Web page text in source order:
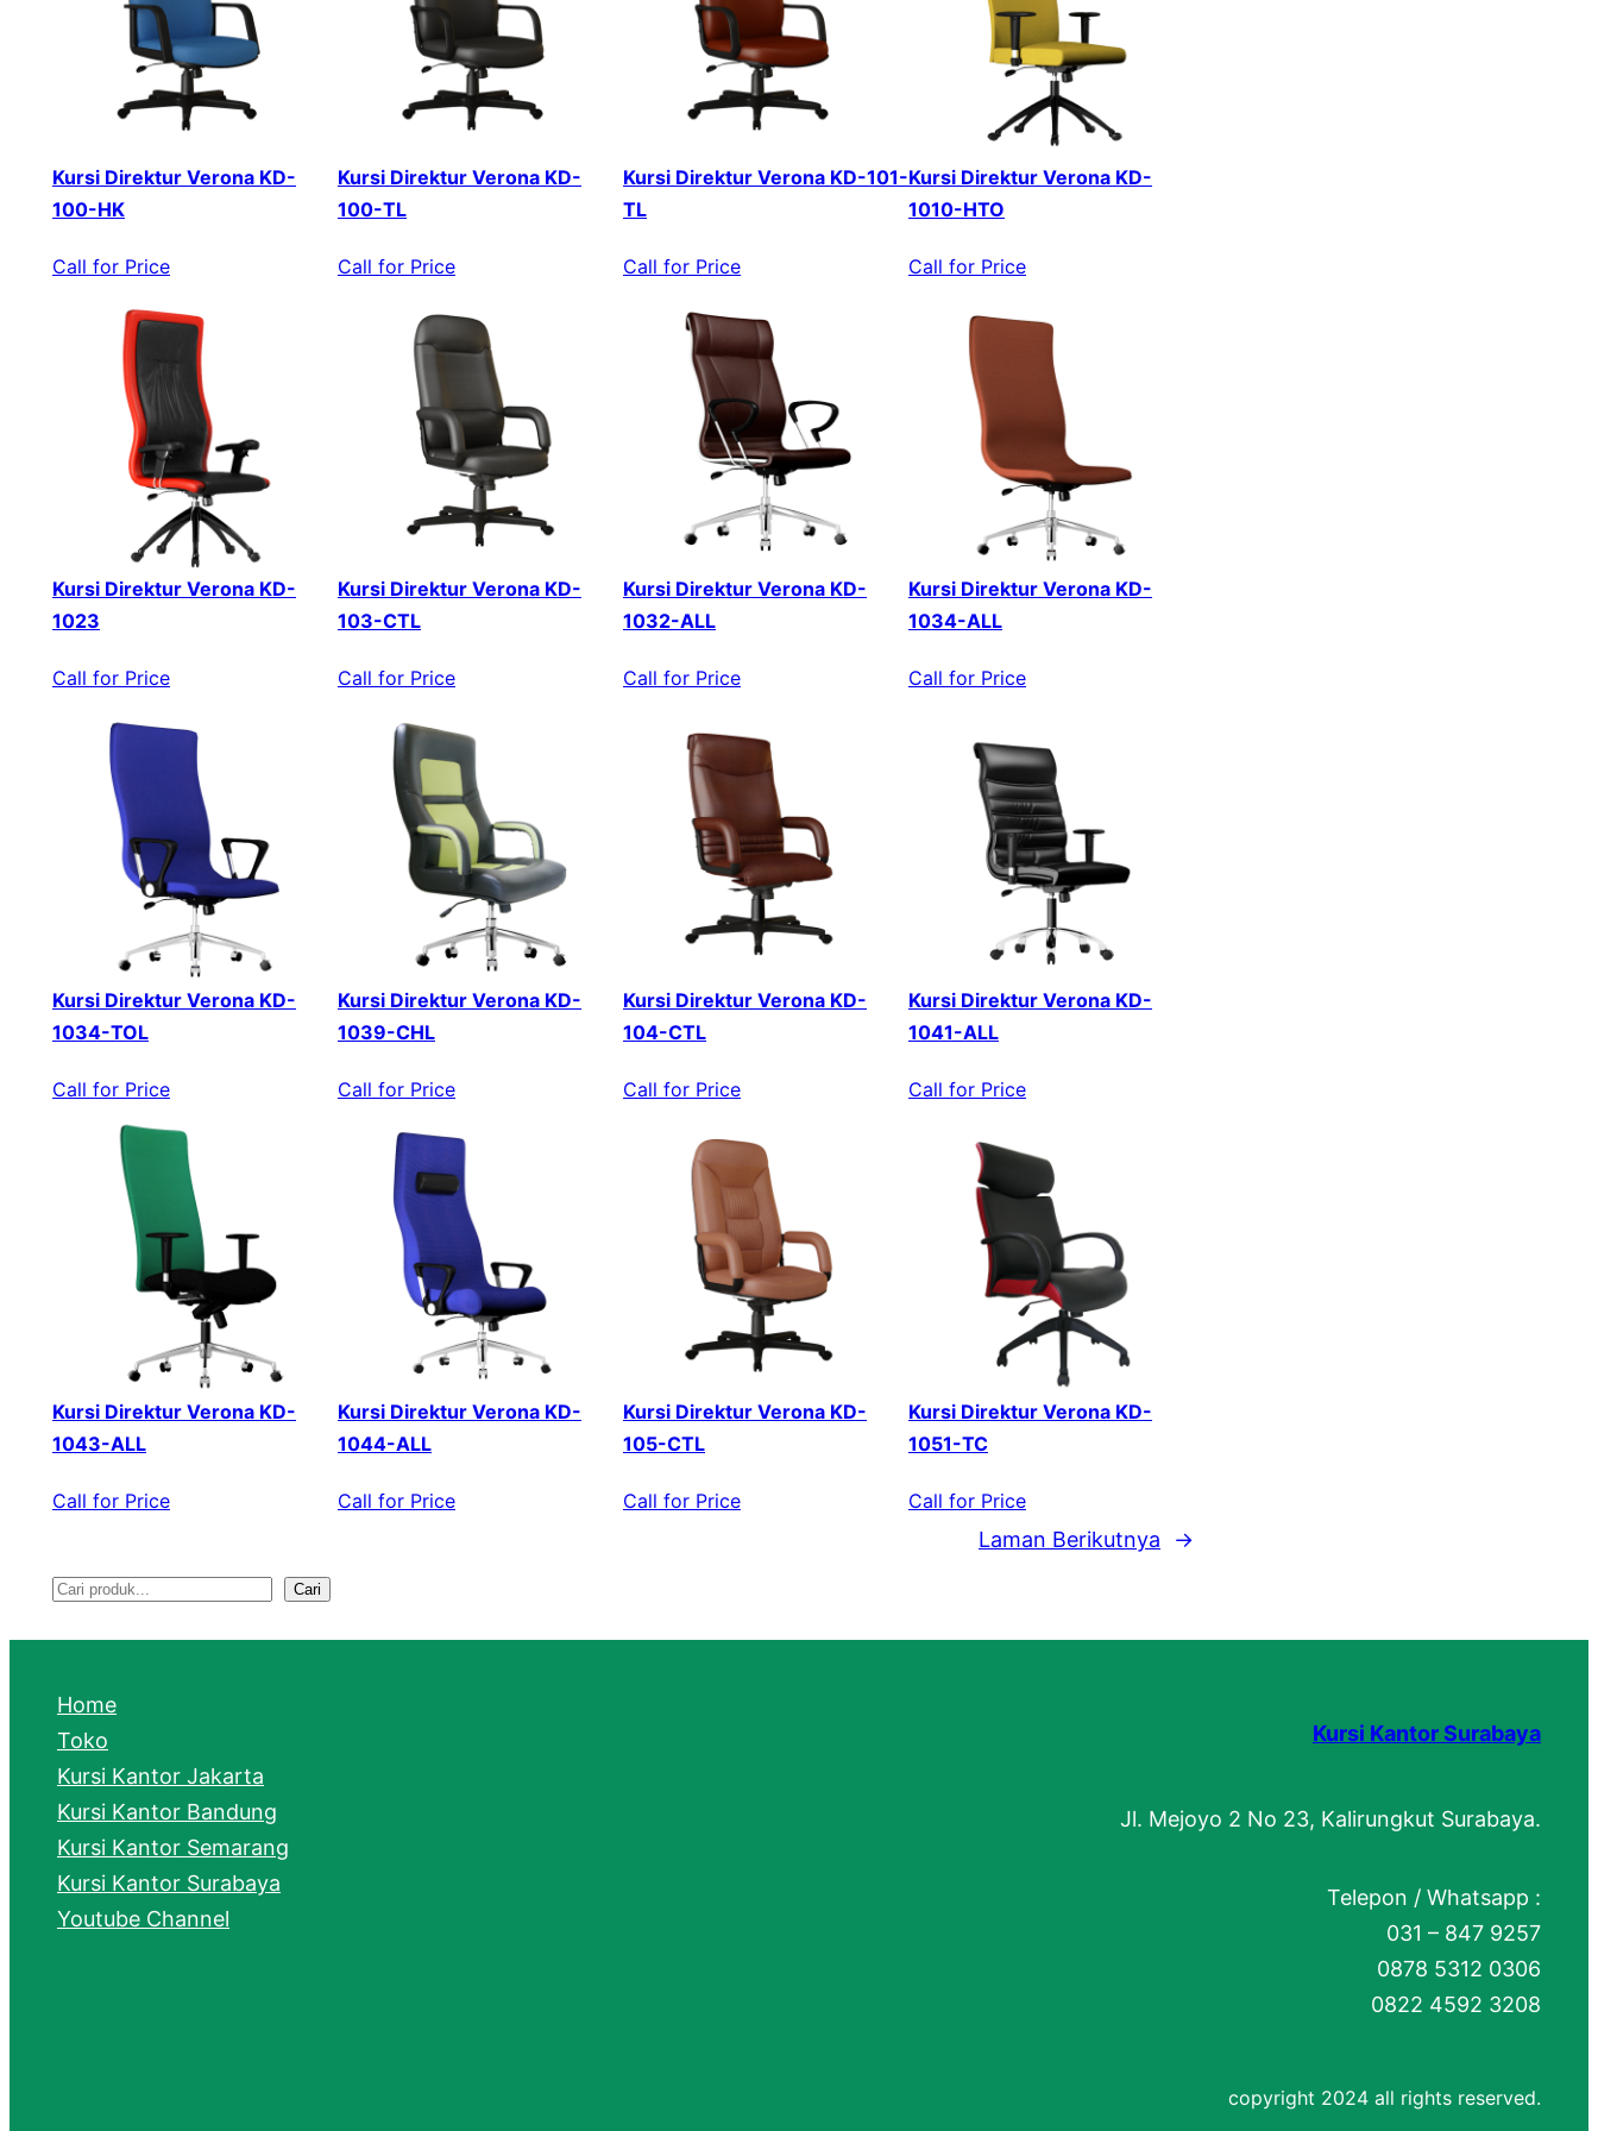
Kursi Direktur Verona KD-
100-HK
Call for Price
Kursi Direktur Verona KD-
100-TL
Call for Price
Kursi Direktur Verona KD-101-
TL
Call for Price
Kursi Direktur Verona KD-
1010-HTO
Call for Price
Kursi Direktur Verona KD-
1023
Call for Price
Kursi Direktur Verona KD-
103-CTL
Call for Price
Kursi Direktur Verona KD-
1032-ALL
Call for Price
Kursi Direktur Verona KD-
1034-ALL
Call for Price
Kursi Direktur Verona KD-
1034-TOL
Call for Price
Kursi Direktur Verona KD-
1039-CHL
Call for Price
Kursi Direktur Verona KD-
104-CTL
Call for Price
Kursi Direktur Verona KD-
1041-ALL
Call for Price
Kursi Direktur Verona KD-
1043-ALL
Call for Price
Kursi Direktur Verona KD-
1044-ALL
Call for Price
Kursi Direktur Verona KD-
105-CTL
Call for Price
Kursi Direktur Verona KD-
1051-TC
Call for Price
Laman Berikutnya →
S
e
a
r
c
h
Cari
Home
Toko
Kursi Kantor Jakarta
Kursi Kantor Bandung
Kursi Kantor Semarang
Kursi Kantor Surabaya
Youtube Channel
Kursi Kantor Surabaya
Jl. Mejoyo 2 No 23, Kalirungkut Surabaya.
Telepon / Whatsapp :
031 – 847 9257
0878 5312 0306
0822 4592 3208
copyright 2024 all rights reserved.